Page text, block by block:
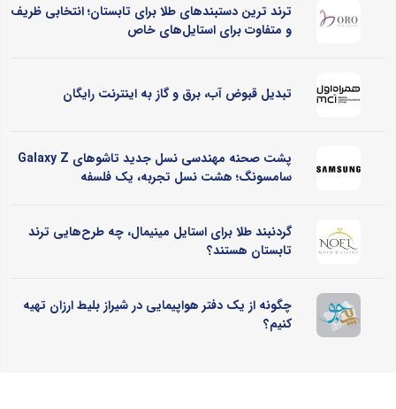
ترند ترین دستبندهای طلا برای تابستان؛ انتخابی ظریف
و متفاوت برای استایل‌های خاص
تبدیل قبوض آب، برق و گاز به اینترنت رایگان
پشت صحنه مهندسی نسل جدید تاشوهای Galaxy Z
سامسونگ؛ هشت نسل تجربه، یک فلسفه
گردنبند طلا برای استایل مینیمال، چه طرح‌هایی ترند
تابستان هستند؟
چگونه از یک دفتر هواپیمایی در شیراز بلیط ارزان تهیه
کنیم؟